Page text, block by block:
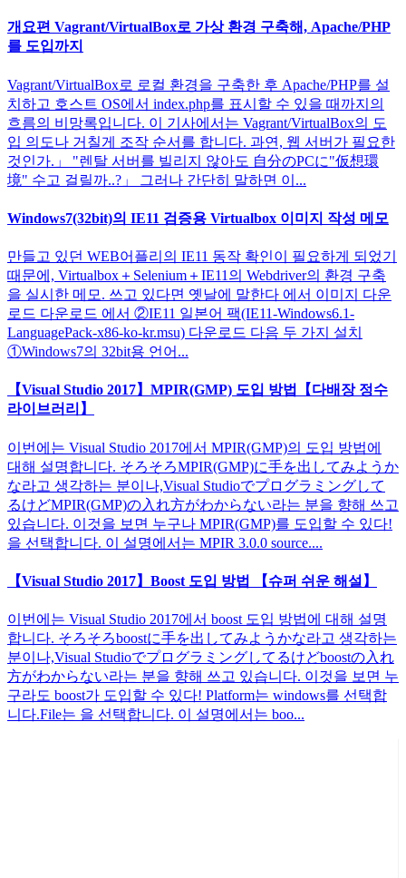
개요편 Vagrant/VirtualBox로 가상 환경 구축해, Apache/PHP
를 도입까지
Vagrant/VirtualBox로 로컬 환경을 구축한 후 Apache/PHP를 설
치하고 호스트 OS에서 index.php를 표시할 수 있을 때까지의
흐름의 비망록입니다. 이 기사에서는 Vagrant/VirtualBox의 도
입 의도나 거칠게 조작 순서를 합니다. 과연, 웹 서버가 필요한
것인가.」 "렌탈 서버를 빌리지 않아도 自分のPCに"仮想環
境" 수고 걸릴까..?」 그러나 간단히 말하면 이...
Windows7(32bit)의 IE11 검증용 Virtualbox 이미지 작성 메모
만들고 있던 WEB어플리의 IE11 동작 확인이 필요하게 되었기
때문에, Virtualbox＋Selenium＋IE11의 Webdriver의 환경 구축
을 실시한 메모. 쓰고 있다면 옛날에 말한다 에서 이미지 다운
로드 다운로드 에서 ②IE11 일본어 팩(IE11-Windows6.1-
LanguagePack-x86-ko-kr.msu) 다운로드 다음 두 가지 설치
①Windows7의 32bit용 언어...
【Visual Studio 2017】MPIR(GMP) 도입 방법【다배장 정수
라이브러리】
이번에는 Visual Studio 2017에서 MPIR(GMP)의 도입 방법에
대해 설명합니다. そろそろMPIR(GMP)に手を出してみようか
な라고 생각하는 분이나,Visual Studioでプログラミングして
るけどMPIR(GMP)の入れ方がわからない라는 분을 향해 쓰고
있습니다. 이것을 보면 누구나 MPIR(GMP)를 도입할 수 있다!
을 선택합니다. 이 설명에서는 MPIR 3.0.0 source....
【Visual Studio 2017】Boost 도입 방법 【슈퍼 쉬운 해설】
이번에는 Visual Studio 2017에서 boost 도입 방법에 대해 설명
합니다. そろそろboostに手を出してみようかな라고 생각하는
분이나,Visual Studioでプログラミングしてるけどboostの入れ
方がわからない라는 분을 향해 쓰고 있습니다. 이것을 보면 누
구라도 boost가 도입할 수 있다! Platform는 windows를 선택합
니다.File는 을 선택합니다. 이 설명에서는 boo...